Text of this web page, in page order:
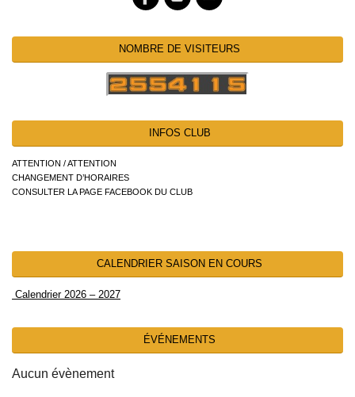
NOMBRE DE VISITEURS
INFOS CLUB
ATTENTION / ATTENTION
CHANGEMENT D’HORAIRES
CONSULTER LA PAGE FACEBOOK DU CLUB
CALENDRIER SAISON EN COURS
Calendrier 2026 – 2027
ÉVÉNEMENTS
Aucun évènement